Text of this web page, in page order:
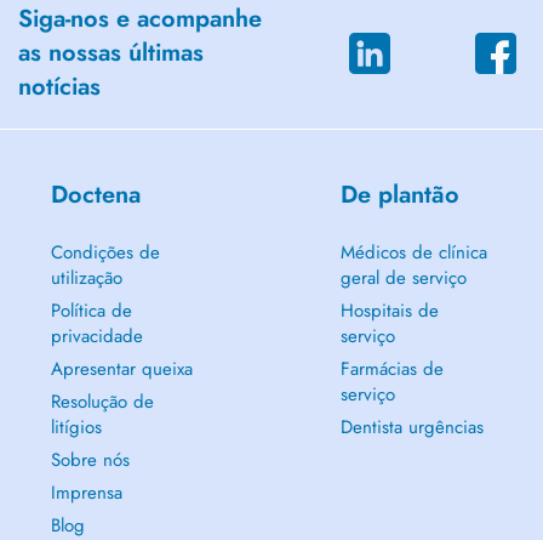
Siga-nos e acompanhe
as nossas últimas
notícias
Doctena
Condições de
utilização
Política de
privacidade
Apresentar queixa
Resolução de
litígios
Sobre nós
Imprensa
Blog
De plantão
Médicos de clínica
geral de serviço
Hospitais de
serviço
Farmácias de
serviço
Dentista urgências